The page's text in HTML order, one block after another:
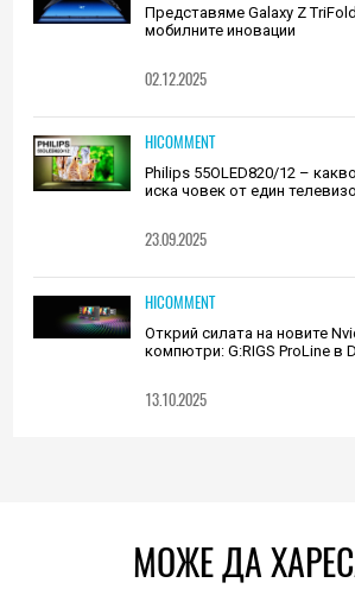
Представяме Galaxy Z
мобилните иновации
02.12.2025
HICOMMENT
Philips 55OLED820/12 –
иска човек от един
23.09.2025
HICOMMENT
Открий силата на новите
компютри: G:RIGS ProLine в
13.10.2025
МОЖЕ ДА